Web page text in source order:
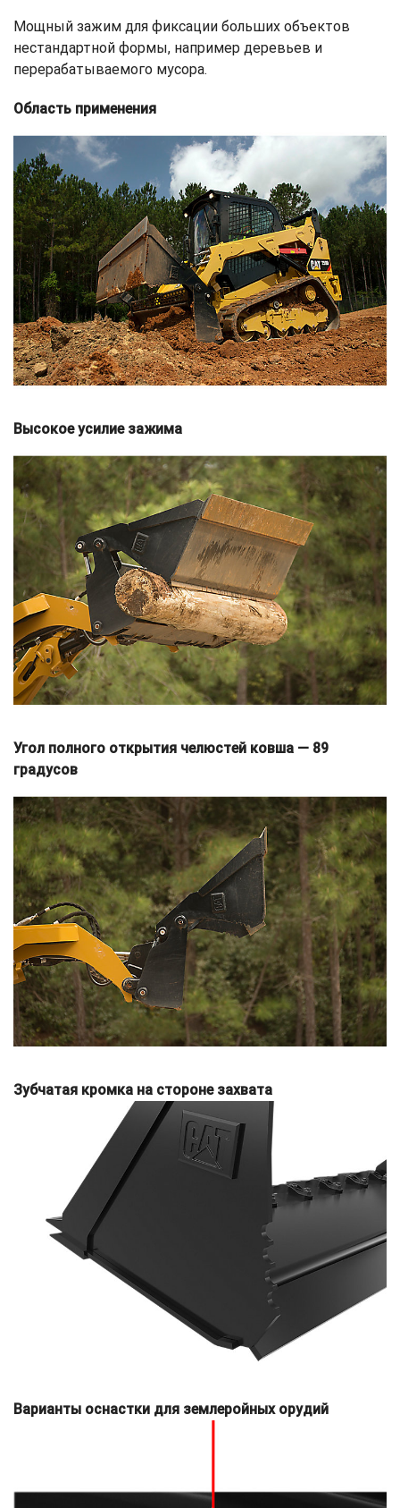
Мощный зажим для фиксации больших объектов
нестандартной формы, например деревьев и
перерабатываемого мусора.
Область применения
Высокое усилие зажима
Угол полного открытия челюстей ковша — 89
градусов
Зубчатая кромка на стороне захвата
Варианты оснастки для землеройных орудий